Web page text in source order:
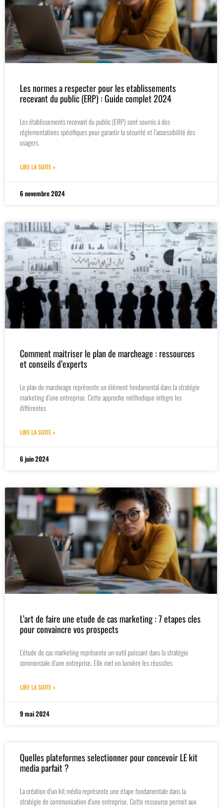
Les normes a respecter pour les etablissements
recevant du public (ERP) : Guide complet 2024
Les établissements recevant du public (ERP) sont soumis à des
réglementations spécifiques pour garantir la sécurité et l’accessibilité des
usagers.
LIRE LA SUITE »
6 novembre 2024
Comment maitriser le plan de marcheage : ressources
et conseils d’experts
Le plan de marcheage représente un élément fondamental dans la stratégie
marketing d’une entreprise. Cette approche méthodique intègre les
différentes
LIRE LA SUITE »
6 juin 2024
L’art de faire une etude de cas marketing : 7 etapes cles
pour convaincre vos prospects
L’étude de cas marketing représente un outil puissant dans la stratégie
commerciale d’une entreprise. Elle met en lumière les réussites
LIRE LA SUITE »
9 mai 2024
Quelles plateformes selectionner pour concevoir LE kit
media parfait ?
La création d’un kit média représente une étape fondamentale dans la
stratégie de communication d’une entreprise. Cette ressource permet aux